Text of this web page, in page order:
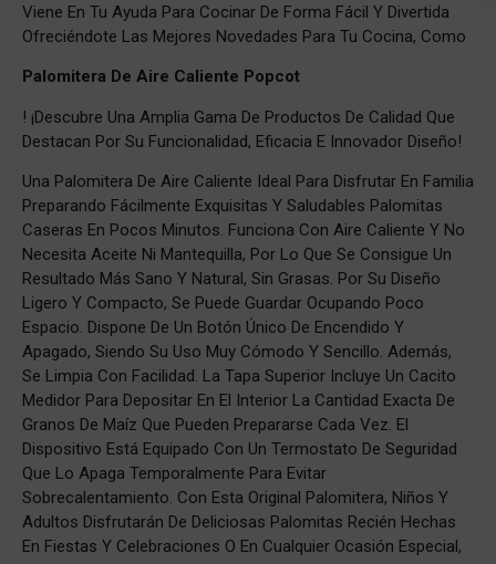
Viene En Tu Ayuda Para Cocinar De Forma Fácil Y Divertida
Ofreciéndote Las Mejores Novedades Para Tu Cocina, Como
Palomitera De Aire Caliente Popcot
! ¡Descubre Una Amplia Gama De Productos De Calidad Que
Destacan Por Su Funcionalidad, Eficacia E Innovador Diseño!
Una Palomitera De Aire Caliente Ideal Para Disfrutar En Familia
Preparando Fácilmente Exquisitas Y Saludables Palomitas
Caseras En Pocos Minutos. Funciona Con Aire Caliente Y No
Necesita Aceite Ni Mantequilla, Por Lo Que Se Consigue Un
Resultado Más Sano Y Natural, Sin Grasas. Por Su Diseño
Ligero Y Compacto, Se Puede Guardar Ocupando Poco
Espacio. Dispone De Un Botón Único De Encendido Y
Apagado, Siendo Su Uso Muy Cómodo Y Sencillo. Además,
Se Limpia Con Facilidad. La Tapa Superior Incluye Un Cacito
Medidor Para Depositar En El Interior La Cantidad Exacta De
Granos De Maíz Que Pueden Prepararse Cada Vez. El
Dispositivo Está Equipado Con Un Termostato De Seguridad
Que Lo Apaga Temporalmente Para Evitar
Sobrecalentamiento. Con Esta Original Palomitera, Niños Y
Adultos Disfrutarán De Deliciosas Palomitas Recién Hechas
En Fiestas Y Celebraciones O En Cualquier Ocasión Especial,